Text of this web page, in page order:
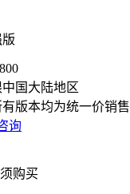
国大陆地区
版本均为统一价销售
询
购买